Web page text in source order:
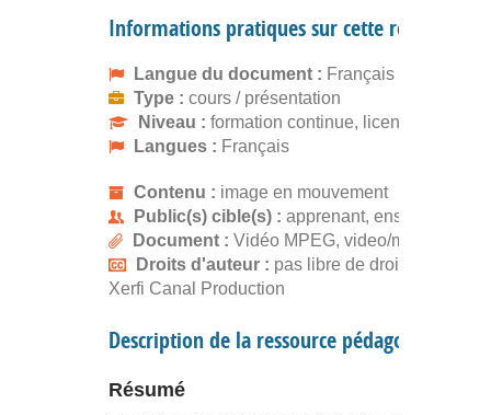
Informations pratiques sur cette ressource
Langue du document : Français
Type : cours / présentation
Niveau : formation continue, licence
Langues : Français
Contenu : image en mouvement
Public(s) cible(s) : apprenant, enseignant
Document : Vidéo MPEG, video/mpeg
Droits d'auteur : pas libre de droits, gratuit
Xerfi Canal Production
Description de la ressource pédagogique
Résumé